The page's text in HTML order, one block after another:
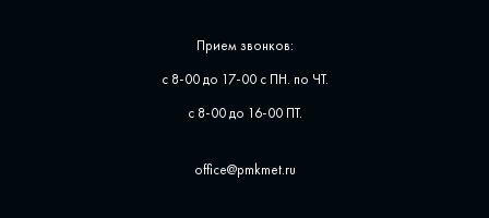
Прием звонков:
с 8-00 до 17-00 с ПН. по ЧТ.
с 8-00 до 16-00 ПТ.
office@pmkmet.ru